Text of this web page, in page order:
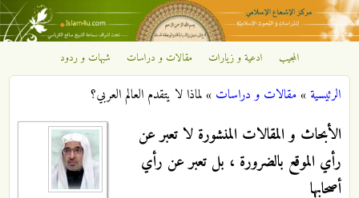
تجاوز إلى المحتوى الرئيسي
مركز
الإشعاع
الإسلامي
المجيب ادعية و زيارات مقالات و دراسات شبهات و ردود
أنت هنا
الرئيسية»مقالات و دراسات »لماذا لا يتقدم العالم العربي؟
الأبحاث و المقالات المنشورة لا تعبر عن
رأي الموقع بالضرورة ، بل تعبر عن رأي
أصحابها